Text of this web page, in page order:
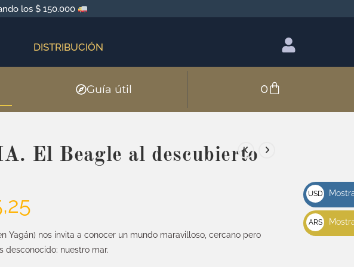
los $ 150.000
DISTRIBUCIÓN
Guía útil 0
El Beagle al descubierto
Yagán) nos invita a conocer un mundo maravilloso, cercano pero
desconocido: nuestro mar.
USD
u$s
ARS
$